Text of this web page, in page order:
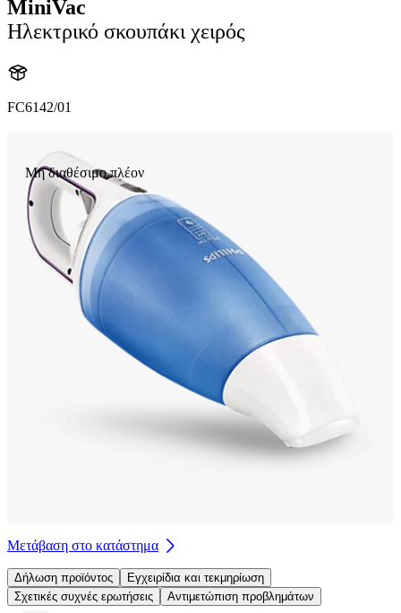
MiniVac
Ηλεκτρικό σκουπάκι χειρός
FC6142/01
Μη διαθέσιμο πλέον
Μετάβαση στο κατάστημα
Δήλωση προϊόντος
Εγχειρίδια και τεκμηρίωση
Σχετικές συχνές ερωτήσεις
Αντιμετώπιση προβλημάτων